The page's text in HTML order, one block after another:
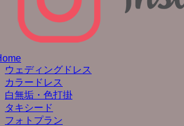
ウェディングドレス
カラードレス
白無垢・色打掛
タキシード
フォトプラン